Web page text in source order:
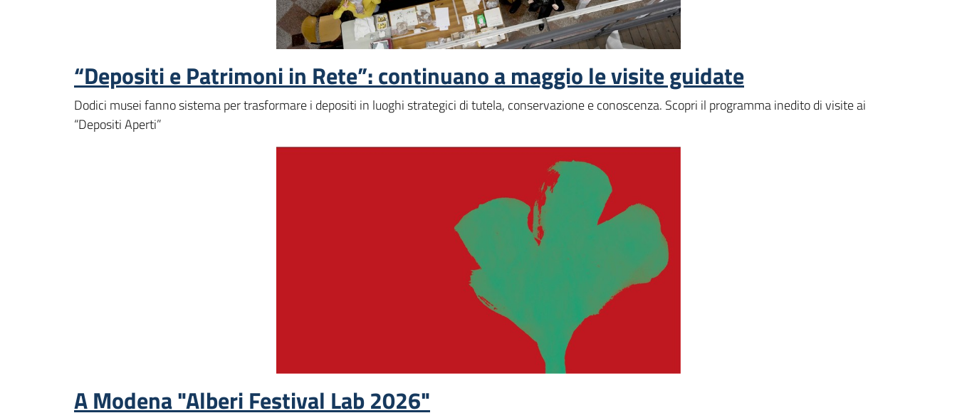
“Depositi e Patrimoni in Rete”: continuano a maggio le visite guidate
Dodici musei fanno sistema per trasformare i depositi in luoghi strategici di tutela, conservazione e conoscenza. Scopri il programma inedito di visite ai
“Depositi Aperti”
A Modena "Alberi Festival Lab 2026"